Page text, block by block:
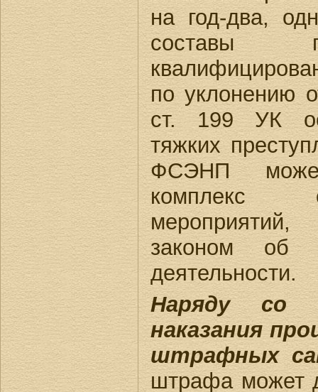
на год-два,
составы
по уклонению
ст. 199 УК
тяжких
ФСЭНП
комплекс
законом об
деятельности.
Наряду со
наказания
штрафных
штрафа может